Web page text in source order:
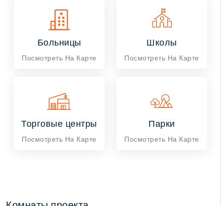
Больницы
Посмотреть На Карте
Школы
Посмотреть На Карте
Торговые центры
Посмотреть На Карте
Парки
Посмотреть На Карте